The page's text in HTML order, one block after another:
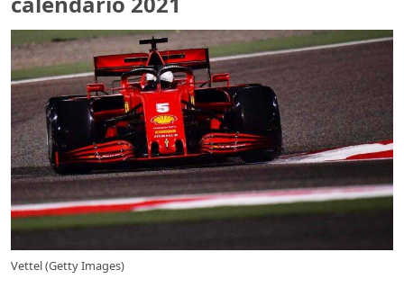
Vettel (Getty Images)